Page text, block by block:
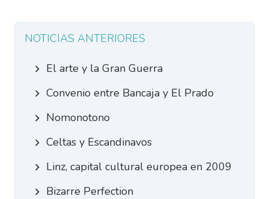
NOTICIAS ANTERIORES
El arte y la Gran Guerra
Convenio entre Bancaja y El Prado
Nomonotono
Celtas y Escandinavos
Linz, capital cultural europea en 2009
Bizarre Perfection